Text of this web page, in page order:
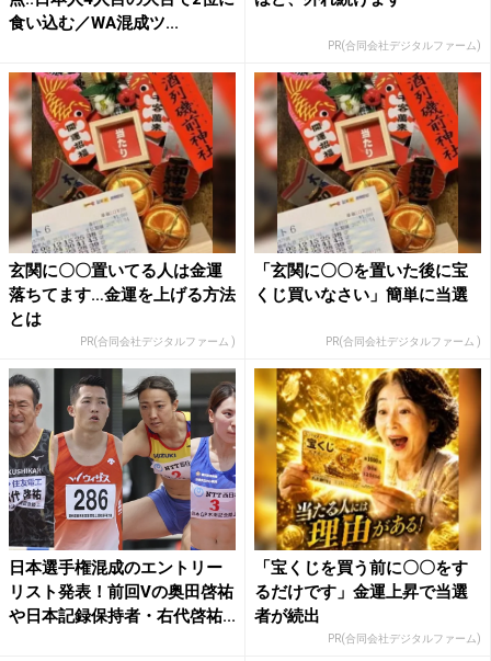
食い込む／WA混成ツ...
PR(合同会社デジタルファーム)
玄関に〇〇置いてる人は金運
落ちてます…金運を上げる方法
とは
PR(合同会社デジタルファーム )
「玄関に〇〇を置いた後に宝
くじ買いなさい」簡単に当選
PR(合同会社デジタルファーム )
日本選手権混成のエントリー
リスト発表！前回Vの奥田啓祐
や日本記録保持者・右代啓祐...
「宝くじを買う前に〇〇をす
るだけです」金運上昇で当選
者が続出
PR(合同会社デジタルファーム)